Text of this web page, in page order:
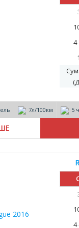
4
7л/100км 5
4